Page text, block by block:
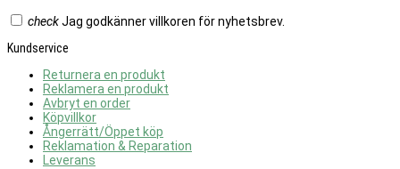
checkJag godkänner villkoren för nyhetsbrev.
Kundservice
Returnera en produkt
Reklamera en produkt
Avbryt en order
Köpvillkor
Ångerrätt/Öppet köp
Reklamation & Reparation
Leverans